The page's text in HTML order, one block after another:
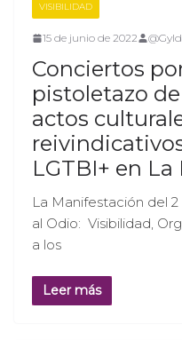
VISIBILIDAD
15 de junio de 2022
Conciertos
pistoletazo
actos
LGTBI+ en La
La Manifestación del
al Odio: Visibilidad,
a los
Leer más